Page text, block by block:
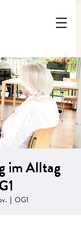
im Alltag
  |
OG1